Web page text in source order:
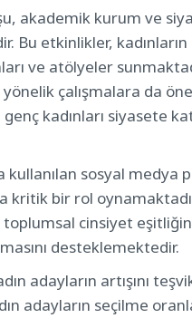
akademik kurum ve
Bu etkinlikler,
ve atölyeler
çalışmalara da
kadınları siyasete
sosyal medya
kritik bir rol
toplumsal cinsiyet
desteklemektedir.
adayların artışını
adayların seçilme